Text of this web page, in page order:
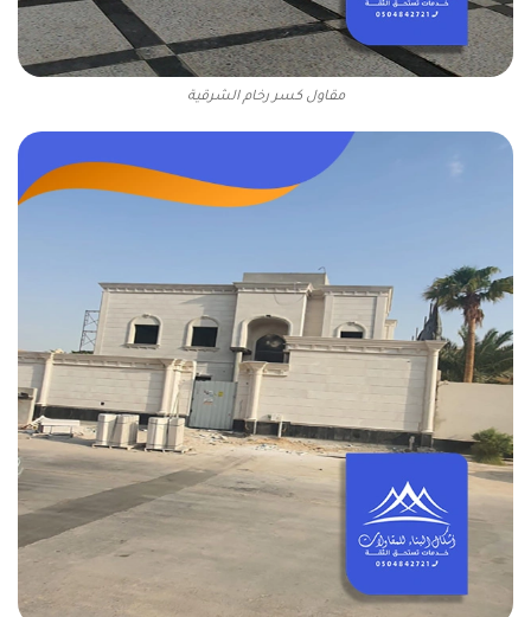
مقاول كسر رخام الشرقية